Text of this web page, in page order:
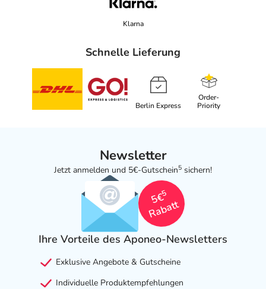
Biologische Heilmittel Heel GmbH
Klarna
Schnelle Lieferung
Berlin Express
Order-
Priority
Newsletter
Jetzt anmelden und 5€-Gutschein5 sichern!
5€
5
Rabatt
Ihre Vorteile des Aponeo-Newsletters
Exklusive Angebote & Gutscheine
Individuelle Produktempfehlungen